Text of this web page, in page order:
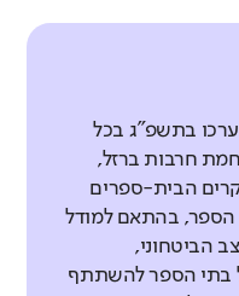
בתשפ"ג בכל
חרבות ברזל,
הבית-ספרים
בהתאם למודל
הביטחוני,
בתי הספר להשתתף